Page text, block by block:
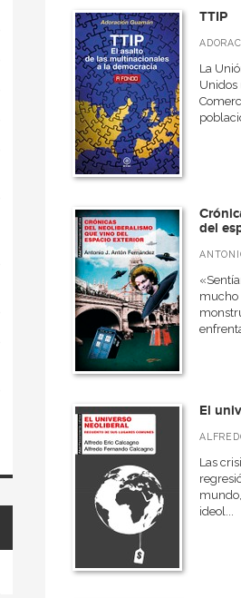
TTIP
La
Unidos
del
mucho
El
Las
ideol...